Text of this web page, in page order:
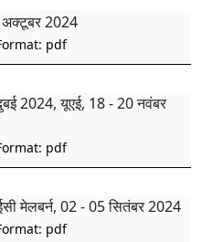
2024
pdf
2024, यूएई, 18 - 20 नवंबर
pdf
मेलबर्न, 02 - 05 सितंबर 2024
pdf